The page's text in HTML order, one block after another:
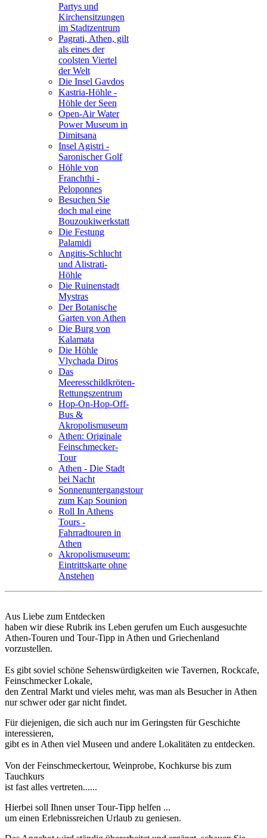
Partys und
Kirchensitzungen
im Stadtzentrum
Pagrati, Athen, gilt
als eines der
coolsten Viertel
der Welt
Die Insel Gavdos
Kastria-Höhle -
Höhle der Seen
Open-Air Water
Power Museum in
Dimitsana
Insel Agistri -
Saronischer Golf
Höhle von
Franchthi -
Peloponnes
Besuchen Sie
doch mal eine
Bouzoukiwerkstatt
Die Festung
Palamidi
Angitis-Schlucht
und Alistrati-
Höhle
Die Ruinenstadt
Mystras
Der Botanische
Garten von Athen
Die Burg von
Kalamata
Die Höhle
Vlychada Diros
Das
Meeresschildkröten-
Rettungszentrum
Hop-On-Hop-Off-
Bus &
Akropolismuseum
Athen: Originale
Feinschmecker-
Tour
Athen - Die Stadt
bei Nacht
Sonnenuntergangstour
zum Kap Sounion
Roll In Athens
Tours -
Fahrradtouren in
Athen
Akropolismuseum:
Eintrittskarte ohne
Anstehen
Aus Liebe zum Entdecken
haben wir diese Rubrik ins Leben gerufen um Euch ausgesuchte
Athen-Touren und Tour-Tipp in Athen und Griechenland
vorzustellen.
Es gibt soviel schöne Sehenswürdigkeiten wie Tavernen, Rockcafe,
Feinschmecker Lokale,
den Zentral Markt und vieles mehr, was man als Besucher in Athen
nur schwer oder gar nicht findet.
Für diejenigen, die sich auch nur im Geringsten für Geschichte
interessieren,
gibt es in Athen viel Museen und andere Lokalitäten zu entdecken.
Von der Feinschmeckertour, Weinprobe, Kochkurse bis zum
Tauchkurs
ist fast alles vertreten......
Hierbei soll Ihnen unser Tour-Tipp helfen ...
um einen Erlebnissreichen Urlaub zu geniesen.